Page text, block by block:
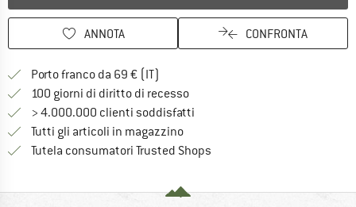
ANNOTA CONFRONTA
Porto franco da 69 € (IT)
100 giorni di diritto di recessoVai alla politica di recesso qui
> 4.000.000 clienti soddisfatti
Tutti gli articoli in magazzino
Tutela consumatori Trusted Shops